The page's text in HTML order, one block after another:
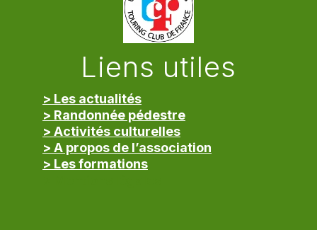
Liens utiles
> Les actualités
> Randonnée pédestre
> Activités culturelles
> A propos de l’association
> Les formations